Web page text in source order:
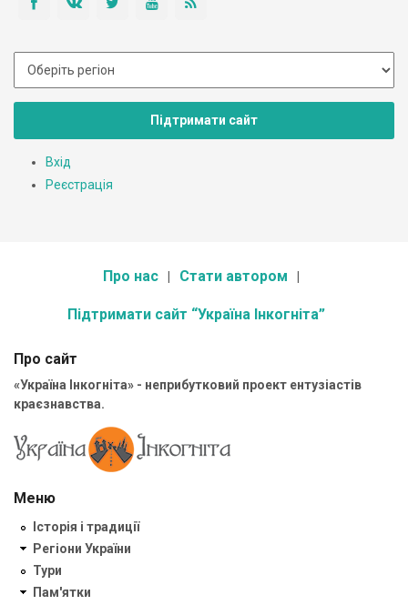
Підтримати сайт
Вхід
Реєстрація
Про нас Стати автором
Підтримати сайт “Україна Інкогніта”
Про сайт
«Україна Інкогніта» - неприбутковий проект ентузіастів
краєзнавства.
Меню
Історія і традиції
Регіони України
Тури
Пам'ятки